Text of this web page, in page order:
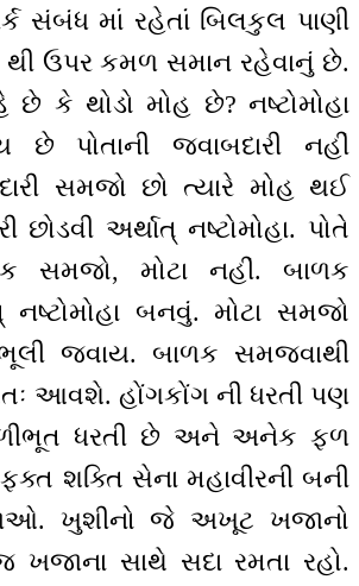
સંબંધ માં રહેતાં બિલકુલ પાણી
થી ઉપર કમળ સમાન રહેવાનું છે.
છે કે થોડો મોહ છે? નષ્ટોમોહા
છે પોતાની જવાબદારી નહીં
સમજો છો ત્યારે મોહ થઈ
છોડવી અર્થાત્ નષ્ટોમોહા. પોતે
સમજો, મોટા નહીં. બાળક
બનવું. મોટા સમજો
જવાય. બાળક સમજવાથી
આવશે. હોંગકોંગ ની ધરતી પણ
ધરતી છે અને અનેક ફળ
શક્તિ સેના મહાવીરની બની
ખુશીનો જે અખૂટ ખજાનો
સાથે સદા રમતા રહો.